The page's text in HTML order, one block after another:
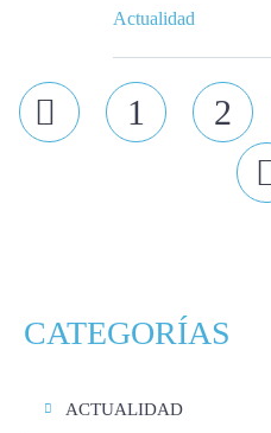
Actualidad
Prev
1 2
CATEGORÍAS
ACTUALIDAD